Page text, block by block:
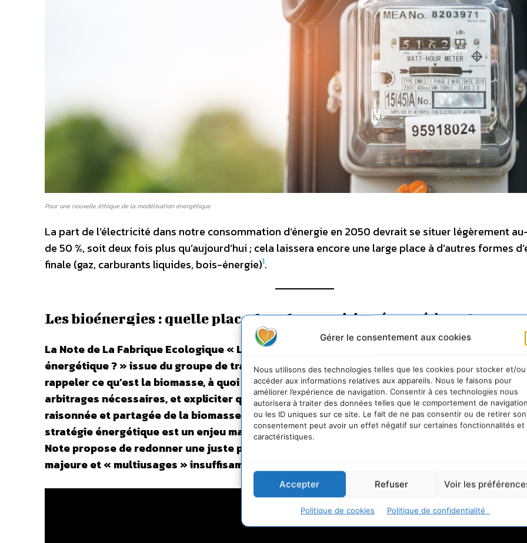
Gérer le consentement aux cookies
Nous utilisons des technologies telles que les cookies pour stocker et/ou
accéder aux informations relatives aux appareils. Nous le faisons pour
améliorer l’expérience de navigation. Consentir à ces technologies nous
autorisera à traiter des données telles que le comportement de navigation
ou les ID uniques sur ce site. Le fait de ne pas consentir ou de retirer son
consentement peut avoir un effet négatif sur certaines fonctionnalités et
caractéristiques.
Accepter Refuser Voir les
Politique de cookies Politique de confidentialité
Pour une nouvelle éthique de la modélisation énergétique
La part de l’électricité dans notre consommation d’énergie en 2050 devrait se situer légèrement
de 50 %, soit deux fois plus qu’aujourd’hui ; cela laissera encore une large place à d’autres formes
finale (gaz, carburants liquides, bois-énergie)1.
Les bioénergies : quelle place dans la transition énergétique ?
La Note de La Fabrique Ecologique « Les bioénergies : quelle place dans la transition
énergétique ? » issue du groupe de travail initié par François Demarcq a un double objectif :
rappeler ce qu’est la biomasse, à quoi elle peut servir pour mettre en lumière les limites et les
arbitrages nécessaires, et expliciter quelques messages simples pour une prise en compte
raisonnée et partagée de la biomasse dans les politiques publiques. Alors que la révision de
stratégie énergétique est un enjeu majeur pour atteindre la « neutralité carbone » en
Note propose de redonner une juste place à la thématique de la biomasse, une source
majeure et « multiusages » insuffisamment prise en compte dans les débats publics.